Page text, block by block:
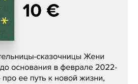
«(Не) о войне»